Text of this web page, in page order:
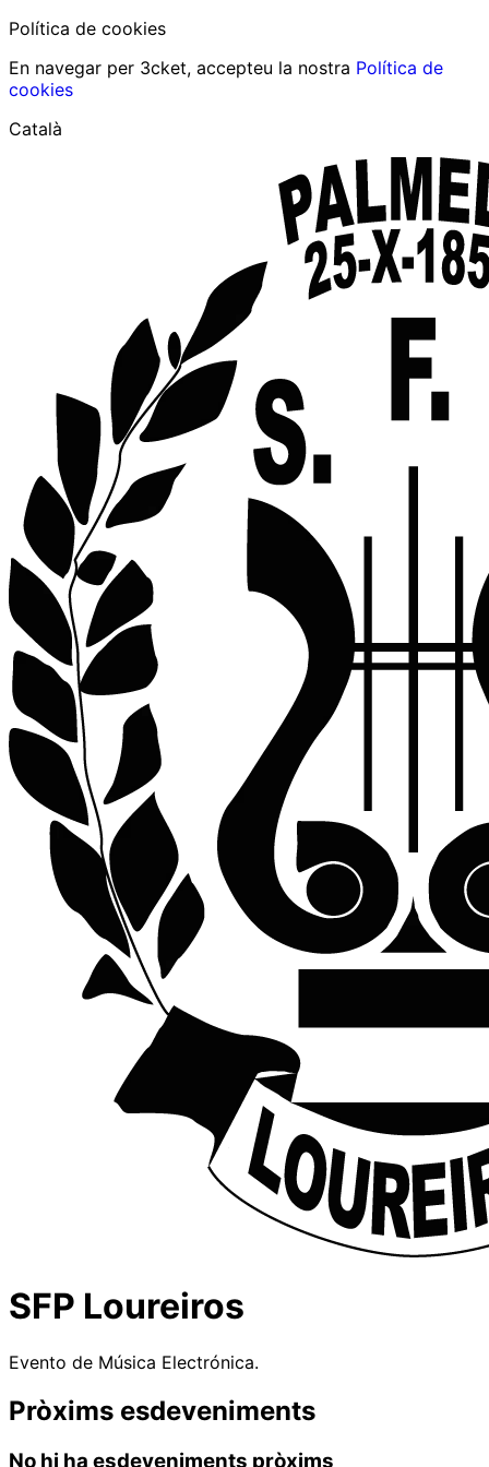
Política de cookies
En navegar per 3cket, accepteu la nostra Política de
cookies
Català
SFP Loureiros
Evento de Música Electrónica.
Pròxims esdeveniments
No hi ha esdeveniments pròxims